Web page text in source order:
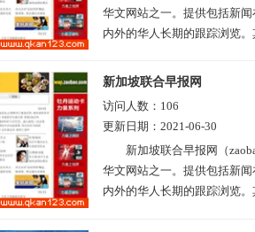
华文网站之一。提供包括新
内外的华人长期的跟踪浏览
新加坡联合早报网
访问人数： 106
更新日期： 2021-06-30
新加坡联合早报网（
华文网站之一。提供包括新
内外的华人长期的跟踪浏览